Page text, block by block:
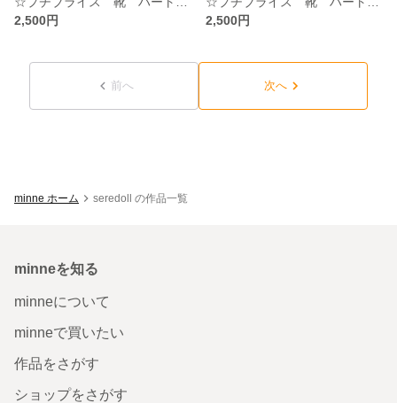
2,500円
2,500円
前へ 次へ
minne ホーム seredoll の作品一覧
minneを知る
minneについて
minneで買いたい
作品をさがす
ショップをさがす